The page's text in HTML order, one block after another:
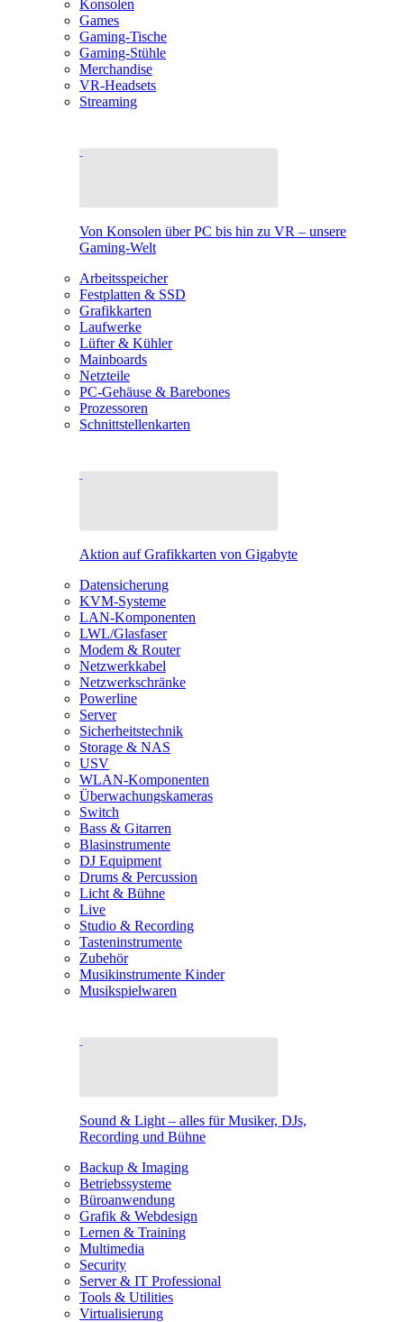
Konsolen
Games
Gaming-Tische
Gaming-Stühle
Merchandise
VR-Headsets
Streaming
Von Konsolen über PC bis hin zu VR – unsere
Gaming-Welt
Arbeitsspeicher
Festplatten & SSD
Grafikkarten
Laufwerke
Lüfter & Kühler
Mainboards
Netzteile
PC-Gehäuse & Barebones
Prozessoren
Schnittstellenkarten
Aktion auf Grafikkarten von Gigabyte
Datensicherung
KVM-Systeme
LAN-Komponenten
LWL/Glasfaser
Modem & Router
Netzwerkkabel
Netzwerkschränke
Powerline
Server
Sicherheitstechnik
Storage & NAS
USV
WLAN-Komponenten
Überwachungskameras
Switch
Bass & Gitarren
Blasinstrumente
DJ Equipment
Drums & Percussion
Licht & Bühne
Live
Studio & Recording
Tasteninstrumente
Zubehör
Musikinstrumente Kinder
Musikspielwaren
Sound & Light – alles für Musiker, DJs,
Recording und Bühne
Backup & Imaging
Betriebssysteme
Büroanwendung
Grafik & Webdesign
Lernen & Training
Multimedia
Security
Server & IT Professional
Tools & Utilities
Virtualisierung